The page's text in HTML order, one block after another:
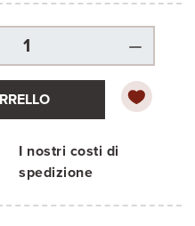
I nostri costi di
spedizione